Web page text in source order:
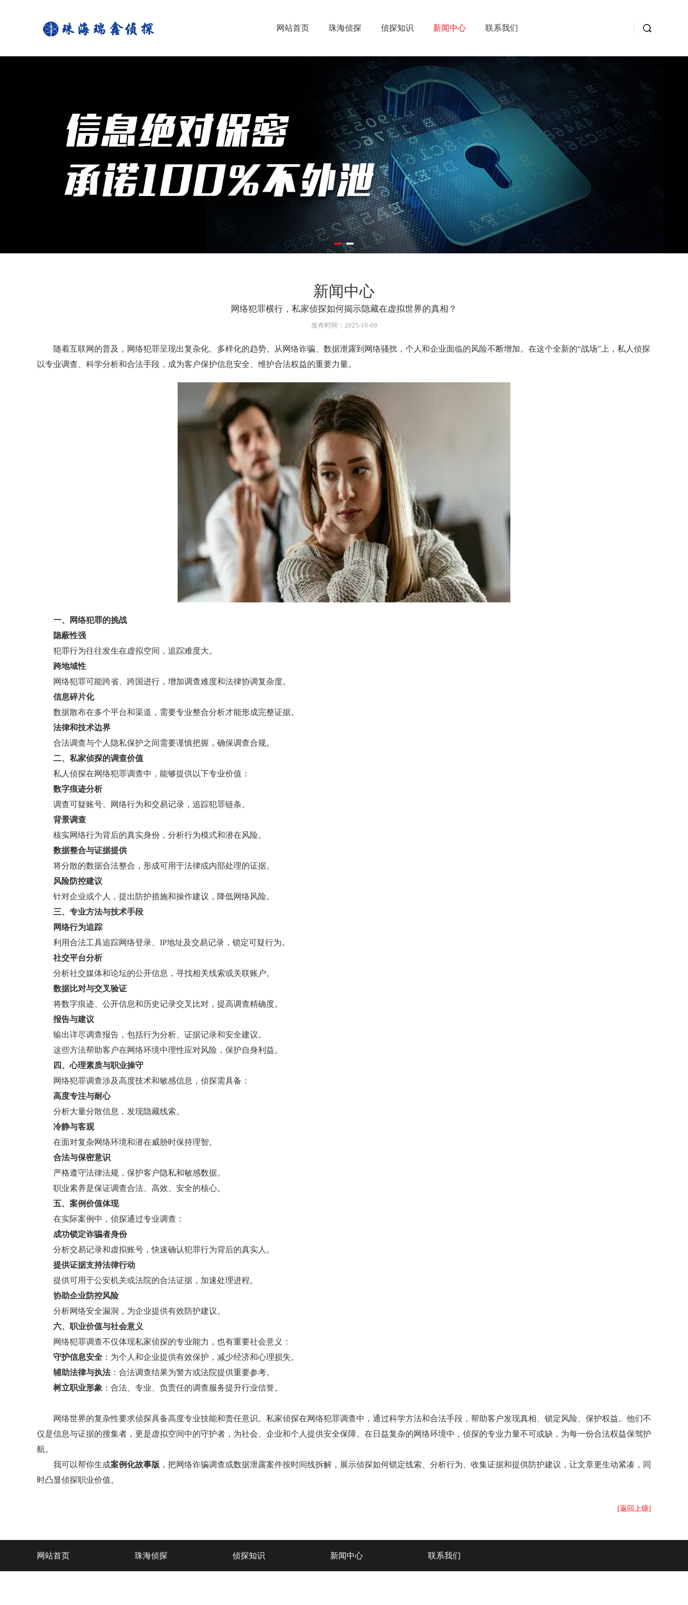
网站首页 珠海侦探 侦探知识 新闻中心 联系我们
新闻中心
网络犯罪横行，私家侦探如何揭示隐藏在虚拟世界的真相？
发布时间：2025-10-09
随着互联网的普及，网络犯罪呈现出复杂化、多样化的趋势。从网络诈骗、数据泄露到网络骚扰，个人和企业面临的风险不断增加。在这个全新的“战场”上，私人侦探
以专业调查、科学分析和合法手段，成为客户保护信息安全、维护合法权益的重要力量。
一、网络犯罪的挑战
隐蔽性强
犯罪行为往往发生在虚拟空间，追踪难度大。
跨地域性
网络犯罪可能跨省、跨国进行，增加调查难度和法律协调复杂度。
信息碎片化
数据散布在多个平台和渠道，需要专业整合分析才能形成完整证据。
法律和技术边界
合法调查与个人隐私保护之间需要谨慎把握，确保调查合规。
二、私家侦探的调查价值
私人侦探在网络犯罪调查中，能够提供以下专业价值：
数字痕迹分析
调查可疑账号、网络行为和交易记录，追踪犯罪链条。
背景调查
核实网络行为背后的真实身份，分析行为模式和潜在风险。
数据整合与证据提供
将分散的数据合法整合，形成可用于法律或内部处理的证据。
风险防控建议
针对企业或个人，提出防护措施和操作建议，降低网络风险。
三、专业方法与技术手段
网络行为追踪
利用合法工具追踪网络登录、IP地址及交易记录，锁定可疑行为。
社交平台分析
分析社交媒体和论坛的公开信息，寻找相关线索或关联账户。
数据比对与交叉验证
将数字痕迹、公开信息和历史记录交叉比对，提高调查精确度。
报告与建议
输出详尽调查报告，包括行为分析、证据记录和安全建议。
这些方法帮助客户在网络环境中理性应对风险，保护自身利益。
四、心理素质与职业操守
网络犯罪调查涉及高度技术和敏感信息，侦探需具备：
高度专注与耐心
分析大量分散信息，发现隐藏线索。
冷静与客观
在面对复杂网络环境和潜在威胁时保持理智。
合法与保密意识
严格遵守法律法规，保护客户隐私和敏感数据。
职业素养是保证调查合法、高效、安全的核心。
五、案例价值体现
在实际案例中，侦探通过专业调查：
成功锁定诈骗者身份
分析交易记录和虚拟账号，快速确认犯罪行为背后的真实人。
提供证据支持法律行动
提供可用于公安机关或法院的合法证据，加速处理进程。
协助企业防控风险
分析网络安全漏洞，为企业提供有效防护建议。
六、职业价值与社会意义
网络犯罪调查不仅体现私家侦探的专业能力，也有重要社会意义：
守护信息安全 ：为个人和企业提供有效保护，减少经济和心理损失。
辅助法律与执法：合法调查结果为警方或法院提供重要参考。
树立职业形象 ：合法、专业、负责任的调查服务提升行业信誉。
网络世界的复杂性要求侦探具备高度专业技能和责任意识。私家侦探在网络犯罪调查中，通过科学方法和合法手段，帮助客户发现真相、锁定风险、保护权益。他们不
仅是信息与证据的搜集者，更是虚拟空间中的守护者，为社会、企业和个人提供安全保障。在日益复杂的网络环境中，侦探的专业力量不可或缺，为每一份合法权益保驾护
航。
我可以帮你生成案例化故事版 ，把网络诈骗调查或数据泄露案件按时间线拆解，展示侦探如何锁定线索、分析行为、收集证据和提供防护建议，让文章更生动紧凑，同
时凸显侦探职业价值。
[返回上级]
网站首页 珠海侦探 侦探知识 新闻中心 联系我们